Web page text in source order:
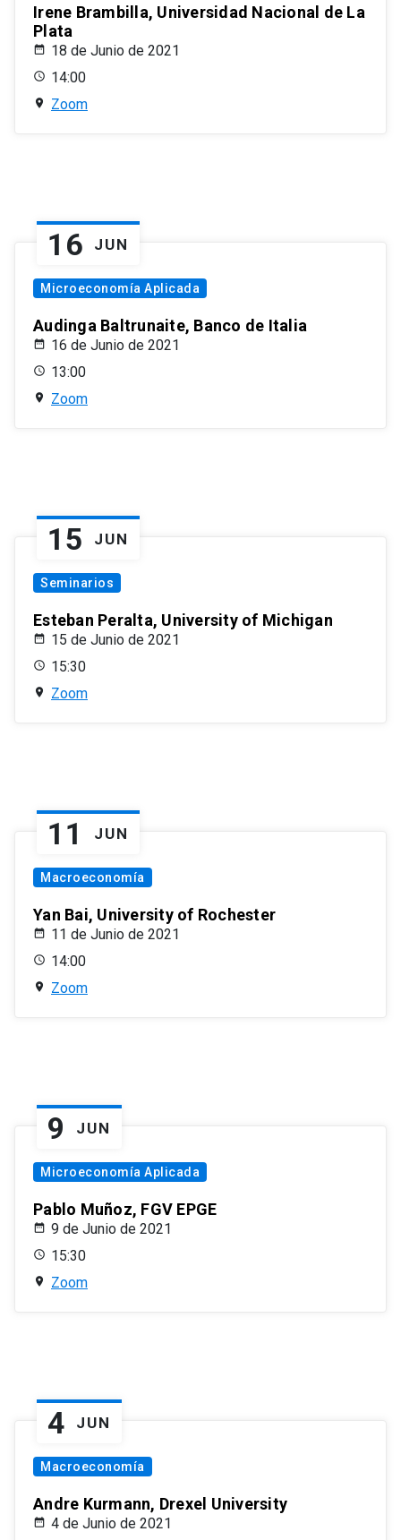
Irene Brambilla, Universidad Nacional de La
Plata
18 de Junio de 2021
14:00
Zoom
16 JUN
Microeconomía Aplicada
Audinga Baltrunaite, Banco de Italia
16 de Junio de 2021
13:00
Zoom
15 JUN
Seminarios
Esteban Peralta, University of Michigan
15 de Junio de 2021
15:30
Zoom
11 JUN
Macroeconomía
Yan Bai, University of Rochester
11 de Junio de 2021
14:00
Zoom
9 JUN
Microeconomía Aplicada
Pablo Muñoz, FGV EPGE
9 de Junio de 2021
15:30
Zoom
4 JUN
Macroeconomía
Andre Kurmann, Drexel University
4 de Junio de 2021